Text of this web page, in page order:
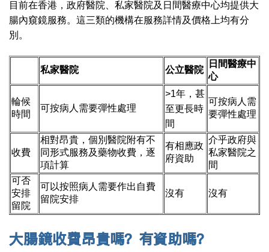
目前在香港，政府醫院、私家醫院及日間醫療中心均提供大
腸內窺鏡服務。這三類的機構在服務詳情及價格上均有分
別。
私家醫院 公立醫院
日間醫療中
心
輪候
時間
可按病人需要彈性處理
>1年，甚
至更長時
間
可按病人需
要彈性處理
收費
相對昂貴，個別醫院附有不
同形式服務及藥物收費，逐
項計算
有相應政
府資助
介乎政府與
私家醫院之
間
可否
安排
留院
可以按照病人需要作出自費
留院安排
沒有 沒有
大腸鏡收費昂貴嗎？有資助嗎？